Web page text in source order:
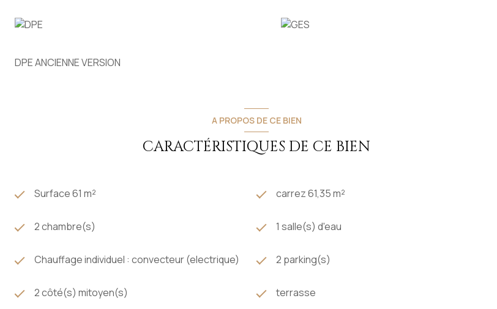
pour l'état des lieux d'entrée.
DPE ANCIENNE VERSION
A PROPOS DE CE BIEN
CARACTÉRISTIQUES DE CE BIEN
Surface 61 m² carrez 61,35 m²
2 chambre(s) 1 salle(s) d'eau
Chauffage individuel : convecteur (electrique) 2 parking(s)
2 côté(s) mitoyen(s) terrasse